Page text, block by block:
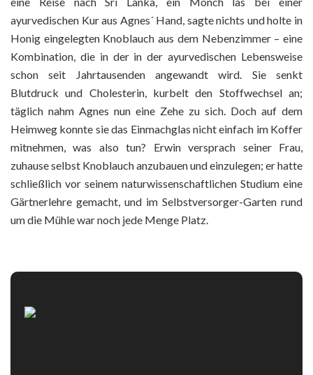
ayurvedischen Kur aus Agnes´ Hand, sagte nichts und holte in
Honig eingelegten Knoblauch aus dem Nebenzimmer – eine
Kombination, die in der in der ayurvedischen Lebensweise
schon seit Jahrtausenden angewandt wird. Sie senkt
Blutdruck und Cholesterin, kurbelt den Stoffwechsel an;
täglich nahm Agnes nun eine Zehe zu sich. Doch auf dem
Heimweg konnte sie das Einmachglas nicht einfach im Koffer
mitnehmen, was also tun? Erwin versprach seiner Frau,
zuhause selbst Knoblauch anzubauen und einzulegen; er hatte
schließlich vor seinem naturwissenschaftlichen Studium eine
Gärtnerlehre gemacht, und im Selbstversorger-Garten rund
um die Mühle war noch jede Menge Platz.